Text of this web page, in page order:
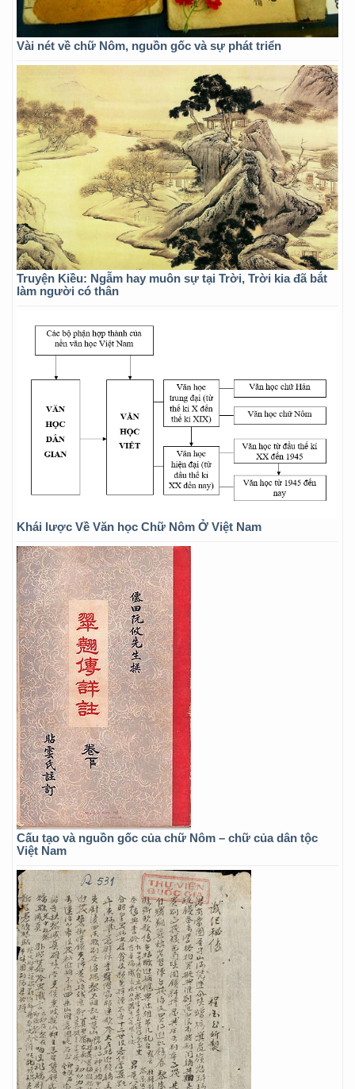
Vài nét về chữ Nôm, nguồn gốc và sự phát triển
Truyện Kiều: Ngẫm hay muôn sự tại Trời, Trời kia đã bắt
làm người có thân
Khái lược Về Văn học Chữ Nôm Ở Việt Nam
Cấu tạo và nguồn gốc của chữ Nôm – chữ của dân tộc
Việt Nam